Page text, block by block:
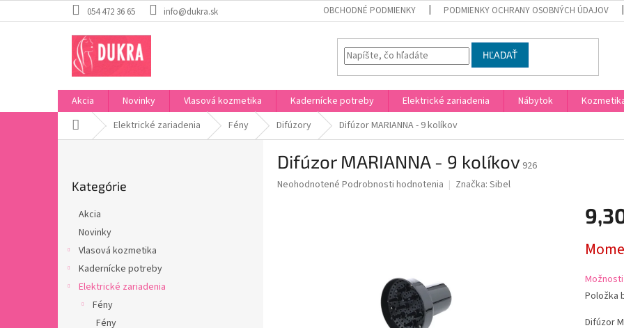
na
054 472 36 65 info@dukra.sk OBCHODNÉ PODMIENKY PODMIENKY OCHRANY OSOBNÝCH ÚDAJOV
HĽADAŤ
Akcia Novinky Vlasová kozmetika Kadernícke potreby Elektrické zariadenia Nábytok
DomovElektrické zariadenia Fény Difúzory Difúzor MARIANNA - 9 kolíkov
kategórie
Kategórie
Akcia
Novinky
Vlasová kozmetika
Kadernícke potreby
Elektrické zariadenia
Fény
Fény
Difúzor MARIANNA - 9 kolíkov 926
Priemerné
Neohodnotené Podrobnosti hodnotenia Značka: Sibel
cena:
Položka
Difúzor